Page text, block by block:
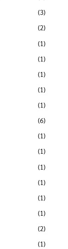
(3)
(2)
(1)
(1)
(1)
(1)
(1)
(6)
(1)
(1)
(1)
(1)
(1)
(1)
(2)
(1)